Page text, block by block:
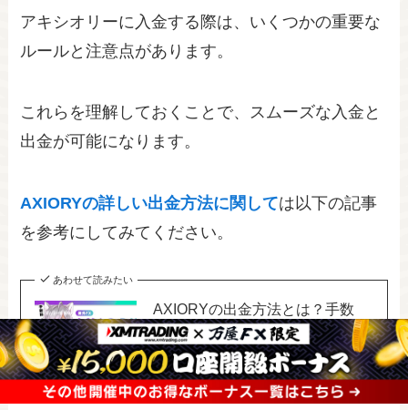
アキシオリーに入金する際は、いくつかの重要な
ルールと注意点があります。
これらを理解しておくことで、スムーズな入金と
出金が可能になります。
AXIORYの詳しい出金方法に関しては以下の記事
を参考にしてみてください。
あわせて読みたい
AXIORYの出金方法とは？手数
料・反映時間・最小額について徹
底解説！